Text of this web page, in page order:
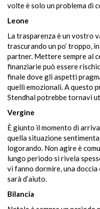
volte è solo un problema di
Leone
La trasparenza è un vostro
trascurando un po’ troppo,
partner. Mettere sempre al
finanziarie può essere
finale dove gli aspetti
quelli emozionali. A questo
Stendhal potrebbe tornavi
Vergine
È giunto il momento di
quella situazione
logorando. Non agire è
lungo periodo si rivela
vi fanno dormire, una
sarà d’aiuto.
Bilancia